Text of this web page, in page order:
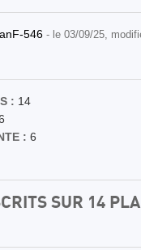
546 - le 03/09/25,
: 14
: 6
SUR 14